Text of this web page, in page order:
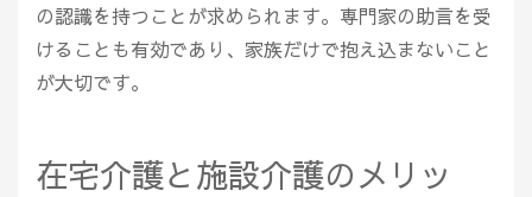
の認識を持つことが求められます。専門家の助言を受
けることも有効であり、家族だけで抱え込まないこと
が大切です。
在宅介護と施設介護のメリッ